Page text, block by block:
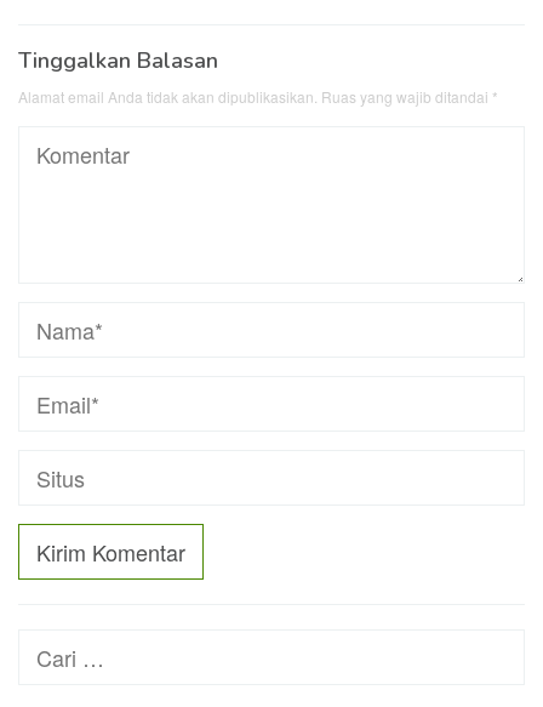
Tinggalkan Balasan
Alamat email Anda tidak akan dipublikasikan. Ruas yang wajib ditandai *
Cari